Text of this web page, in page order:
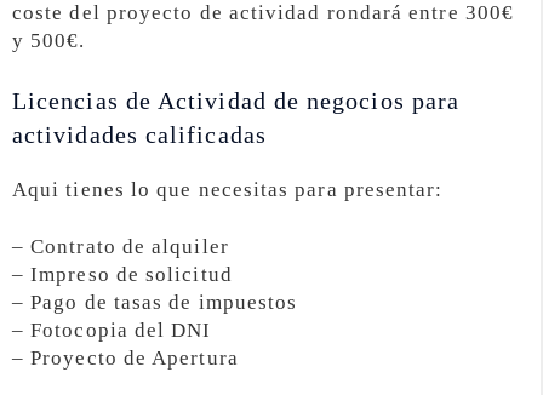
coste del proyecto de actividad rondará entre 300€
y 500€.
Licencias de Actividad de negocios para
actividades calificadas
Aqui tienes lo que necesitas para presentar:
– Contrato de alquiler
– Impreso de solicitud
– Pago de tasas de impuestos
– Fotocopia del DNI
– Proyecto de Apertura